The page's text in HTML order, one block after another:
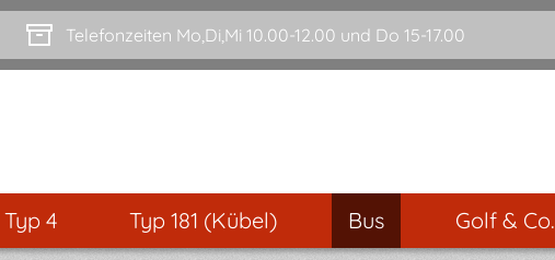
Telefonzeiten Mo,Di,Mi 10.00-12.00 und Do 15-17.00
4 Typ 181 (Kübel) Bus Golf & Co.